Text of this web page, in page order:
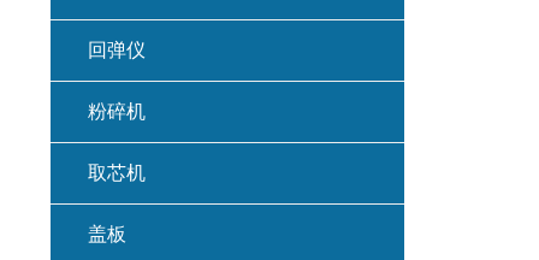
回弹仪
粉碎机
取芯机
盖板